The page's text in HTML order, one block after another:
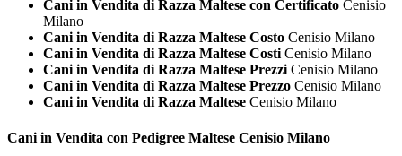
Cani in Vendita di Razza Maltese con Certificato Cenisio
Milano
Cani in Vendita di Razza Maltese Costo Cenisio Milano
Cani in Vendita di Razza Maltese CostiCenisio Milano
Cani in Vendita di Razza Maltese PrezziCenisio Milano
Cani in Vendita di Razza Maltese Prezzo Cenisio Milano
Cani in Vendita di Razza Maltese Cenisio Milano
Cani in Vendita con Pedigree Maltese Cenisio Milano